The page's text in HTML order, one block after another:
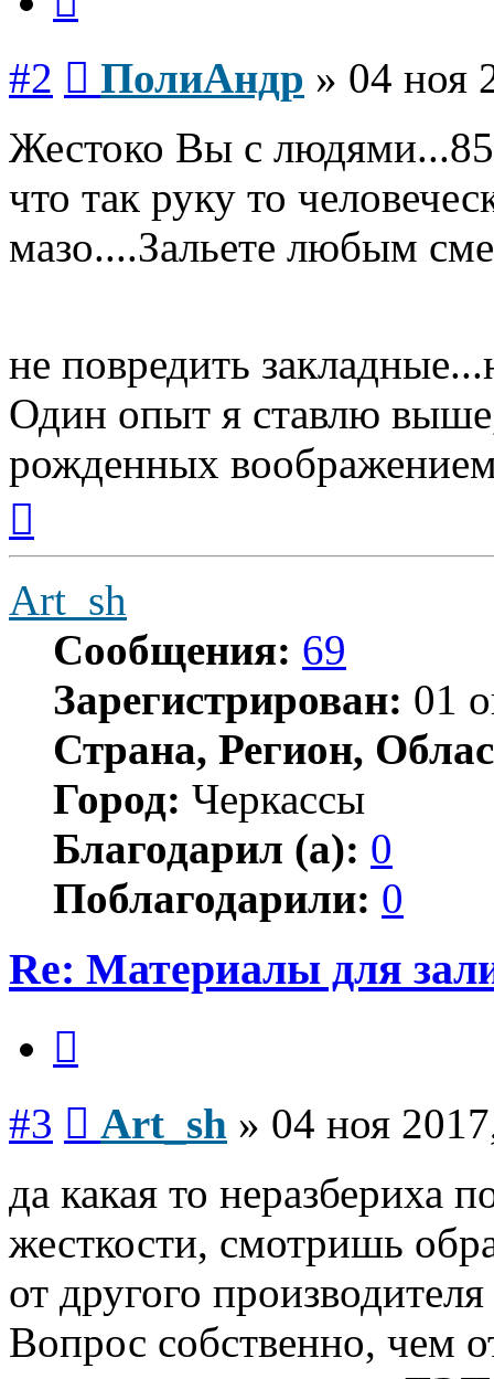
#2 ПолиАндр » 04 ноя
Жестоко Вы с
что так руку то
мазо....Зальете любым
не повредить
Один опыт я ставлю
рожденных
началу
Art_sh
Сообщения: 69
Зарегистрирован: 01
Страна, Регион,
Город: Черкассы
Благодарил (а): 0
Поблагодарили: 0
Re: Материалы для
#3 Art_sh » 04 ноя
да какая то неразбериха
жесткости, смотришь
от другого
Вопрос собственно, чем